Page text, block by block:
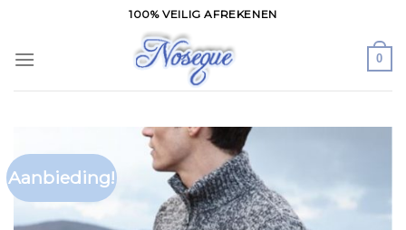
content
100% VEILIG AFREKENEN
0
Aanbieding!